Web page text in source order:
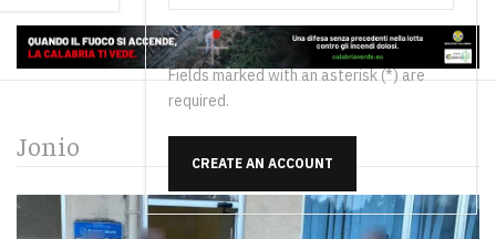
Fields marked with an asterisk (*) are
required.
CREATE AN ACCOUNT
Jonio